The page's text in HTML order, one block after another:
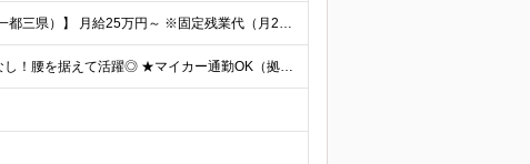
◆正社員／契約社員※給与前払いもOK♪ 【関東（一都三県）】 月給25万円～ ※固定残業代（月20時間分／月3万2383円）を含む。超過分は別途支給。 ※試用期間中の給与は月給22万円～ 【関東（北
★全国47都道府県、どこからでも勤務OK ★転勤なし！腰を据えて活躍◎ ★マイカー通勤OK（拠点による） ★業務に慣れたら、ゆくゆくはリモート併用やフルリモートも可能 全国のお客様先にて勤務していた